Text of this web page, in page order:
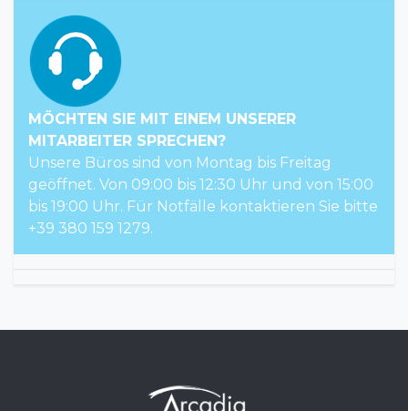
MÖCHTEN SIE MIT EINEM UNSERER
MITARBEITER SPRECHEN?
Unsere Büros sind von Montag bis Freitag
geöffnet. Von 09:00 bis 12:30 Uhr und von 15:00
bis 19:00 Uhr. Für Notfälle kontaktieren Sie bitte
+39 380 159 1279.